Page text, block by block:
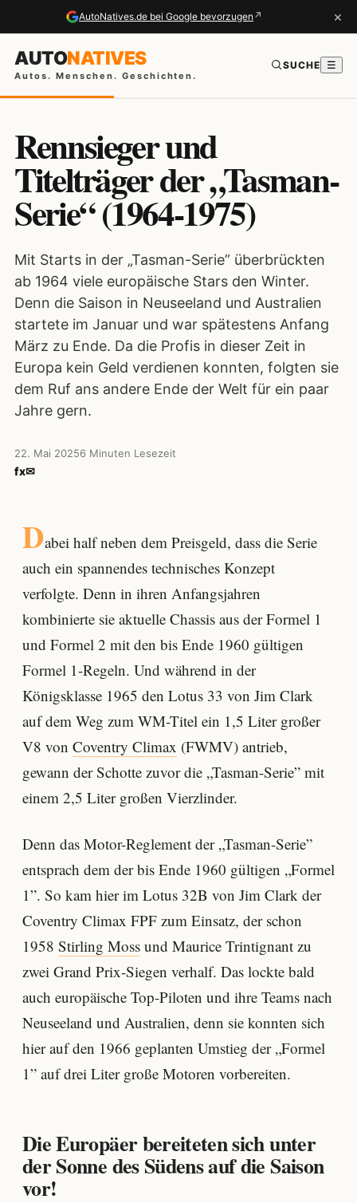
AutoNatives.de bei Google bevorzugen ↗ ×
AUTONATIVES
Autos. Menschen. Geschichten.
SUCHE ☰
Rennsieger und
Titelträger der „Tasman-
Serie“ (1964-1975)
Mit Starts in der „Tasman-Serie” überbrückten
ab 1964 viele europäische Stars den Winter.
Denn die Saison in Neuseeland und Australien
startete im Januar und war spätestens Anfang
März zu Ende. Da die Profis in dieser Zeit in
Europa kein Geld verdienen konnten, folgten sie
dem Ruf ans andere Ende der Welt für ein paar
Jahre gern.
22. Mai 20256 Minuten Lesezeit
fx✉
Dabei half neben dem Preisgeld, dass die Serie
auch ein spannendes technisches Konzept
verfolgte. Denn in ihren Anfangsjahren
kombinierte sie aktuelle Chassis aus der Formel 1
und Formel 2 mit den bis Ende 1960 gültigen
Formel 1-Regeln. Und während in der
Königsklasse 1965 den Lotus 33 von Jim Clark
auf dem Weg zum WM-Titel ein 1,5 Liter großer
V8 von Coventry Climax (FWMV) antrieb,
gewann der Schotte zuvor die „Tasman-Serie” mit
einem 2,5 Liter großen Vierzlinder.
Denn das Motor-Reglement der „Tasman-Serie”
entsprach dem der bis Ende 1960 gültigen „Formel
1”. So kam hier im Lotus 32B von Jim Clark der
Coventry Climax FPF zum Einsatz, der schon
1958 Stirling Moss und Maurice Trintignant zu
zwei Grand Prix-Siegen verhalf. Das lockte bald
auch europäische Top-Piloten und ihre Teams nach
Neuseeland und Australien, denn sie konnten sich
hier auf den 1966 geplanten Umstieg der „Formel
1” auf drei Liter große Motoren vorbereiten.
Die Europäer bereiteten sich unter
der Sonne des Südens auf die Saison
vor!